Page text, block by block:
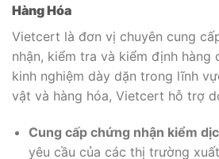
Hàng Hóa
Vietcert là đơn vị chuyên cung
nhận, kiểm tra và kiểm định hàng
kinh nghiệm dày dặn trong lĩnh
vật và hàng hóa, Vietcert hỗ trợ
Cung cấp chứng nhận kiểm
yêu cầu của các thị trường